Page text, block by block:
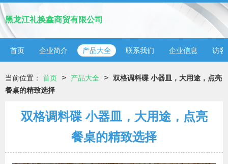
黑龙江礼换鑫商贸有限公司
首页 企业简介 产品大全 联系我们 企业信息 访客
当前位置： 首页 > 产品大全 > 双格调料碟 小器皿，大用途，点亮
餐桌的精致选择
双格调料碟 小器皿，大用途，点亮
餐桌的精致选择